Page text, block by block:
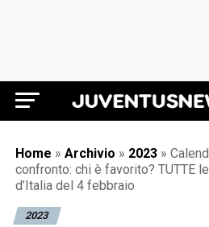
Juventus
Home » Archivio » 2023 »
confronto: chi è favorito? TUTTE
d’Italia del 4 febbraio
2023